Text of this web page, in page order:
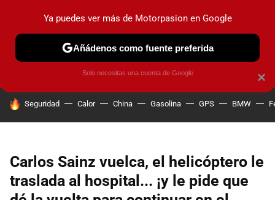
PRUEBAS COCHES ELÉCTRICOS OBSERVATORIO
HOY SE HABLA DE
Seguridad Calor China Gasolina GPS BMW
Carlos Sainz vuelca, el helicóptero le
traslada al hospital... ¡y le pide que
×
Ya puedes ver más de Motorpasion en Google
Añádenos como fuente preferida
Solo necesitas una cuenta de Google